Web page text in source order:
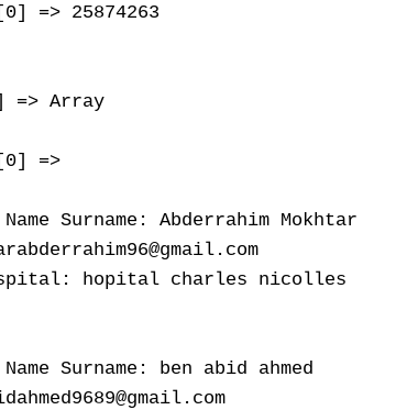
=> 25874263
=> Array
=>
Surname: Abderrahim Mokhtar
hopital charles nicolles
Surname: ben abid ahmed